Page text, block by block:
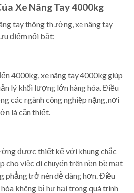
Xe Nâng Tay 4000kg
tay thông thường, xe nâng tay
điểm nổi bật:
4000kg, xe nâng tay 4000kg giúp
lý khối lượng lớn hàng hóa. Điều
các ngành công nghiệp nặng, nơi
là cần thiết.
được thiết kế với khung chắc
cho việc di chuyển trên nền bề mặt
phẳng trở nên dễ dàng hơn. Điều
không bị hư hại trong quá trình